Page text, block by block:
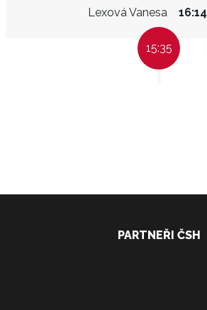
Lexová Vanesa 16:14
15:35
PARTNEŘI ČSH